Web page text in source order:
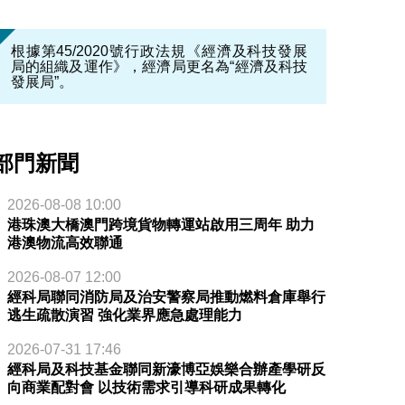
根據第45/2020號行政法規《經濟及科技發展
局的組織及運作》，經濟局更名為“經濟及科技
發展局”。
門新聞
2026-08-08 10:00
港珠澳大橋澳門跨境貨物轉運站啟用三周年 助力
港澳物流高效聯通
2026-08-07 12:00
經科局聯同消防局及治安警察局推動燃料倉庫舉行
逃生疏散演習 強化業界應急處理能力
2026-07-31 17:46
經科局及科技基金聯同新濠博亞娛樂合辦產學研反
向商業配對會 以技術需求引導科研成果轉化